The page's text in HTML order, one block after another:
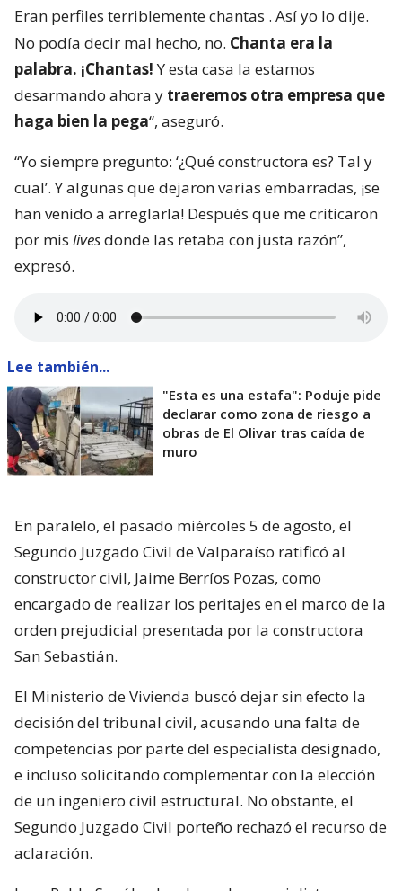
Eran perfiles terriblemente chantas . Así yo lo dije.
No podía decir mal hecho, no. Chanta era la
palabra. ¡Chantas!Y esta casa la estamos
desarmando ahora y traeremos otra empresa que
haga bien la pega“, aseguró.
“Yo siempre pregunto: ‘¿Qué constructora es? Tal y
cual’. Y algunas que dejaron varias embarradas, ¡se
han venido a arreglarla! Después que me criticaron
por mis livesdonde las retaba con justa razón”,
expresó.
Lee también...
"Esta es una estafa": Poduje pide
declarar como zona de riesgo a
obras de El Olivar tras caída de
muro
En paralelo, el pasado miércoles 5 de agosto, el
Segundo Juzgado Civil de Valparaíso ratificó al
constructor civil, Jaime Berríos Pozas, como
encargado de realizar los peritajes en el marco de la
orden prejudicial presentada por la constructora
San Sebastián.
El Ministerio de Vivienda buscó dejar sin efecto la
decisión del tribunal civil, acusando una falta de
competencias por parte del especialista designado,
e incluso solicitando complementar con la elección
de un ingeniero civil estructural. No obstante, el
Segundo Juzgado Civil porteño rechazó el recurso de
aclaración.